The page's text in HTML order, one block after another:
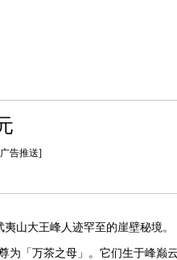
告推送]
山大王峰人迹罕至的崖壁秘境。
为「万茶之母」。它们生于峰巅